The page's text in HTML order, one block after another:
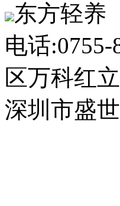
东方轻养
电话:0755-
区万科红
深圳市盛